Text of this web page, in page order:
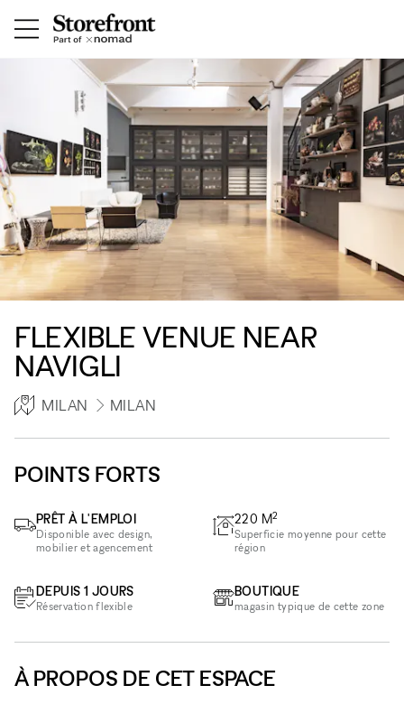
FLEXIBLE VENUE NEAR
NAVIGLI
MILAN MILAN
POINTS FORTS
PRÊT À L'EMPLOI
Disponible avec design,
mobilier et agencement
DEPUIS 1 JOURS
Réservation flexible
220 M2
Superficie moyenne pour cette
région
BOUTIQUE
magasin typique de cette zone
À PROPOS DE CET ESPACE